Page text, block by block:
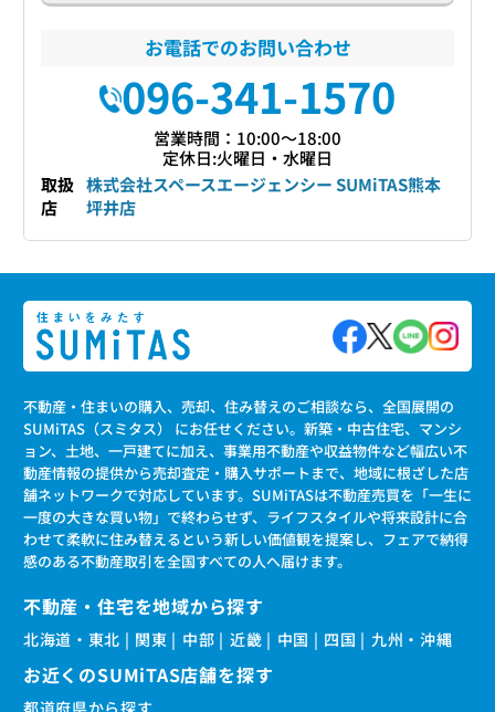
お電話でのお問い合わせ
096-341-1570
営業時間：10:00〜18:00
定休日:火曜日・水曜日
取扱
店
株式会社スペースエージェンシー SUMiTAS熊本
坪井店
不動産・住まいの購入、売却、住み替えのご相談なら、全国展開の
SUMiTAS（スミタス） にお任せください。新築・中古住宅、マンシ
ョン、土地、一戸建てに加え、事業用不動産や収益物件など幅広い不
動産情報の提供から売却査定・購入サポートまで、地域に根ざした店
舗ネットワークで対応しています。SUMiTASは不動産売買を「一生に
一度の大きな買い物」で終わらせず、ライフスタイルや将来設計に合
わせて柔軟に住み替えるという新しい価値観を提案し、フェアで納得
感のある不動産取引を全国すべての人へ届けます。
不動産・住宅を地域から探す
北海道・東北 関東 中部 近畿 中国 四国 九州・沖縄
お近くのSUMiTAS店舗を探す